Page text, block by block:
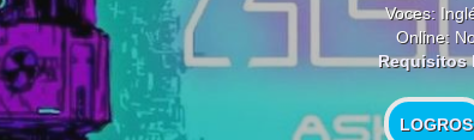
Voces:
Online:
Requisitos
LOGROS